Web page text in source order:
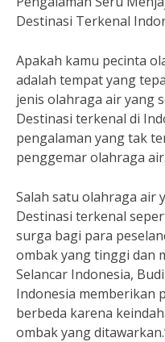
Destinasi Terkenal
Apakah kamu pecinta
adalah tempat yang
jenis olahraga air yang
Destinasi terkenal di
pengalaman yang tak
penggemar olahraga air.
Salah satu olahraga air
Destinasi terkenal
surga bagi para
ombak yang tinggi dan
Selancar Indonesia,
Indonesia memberikan
berbeda karena
ombak yang